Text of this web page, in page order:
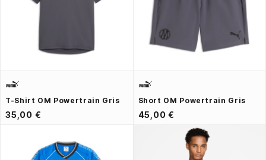
T-Shirt OM Powertrain Gris
35,00 €
Short OM Powertrain Gris
45,00 €